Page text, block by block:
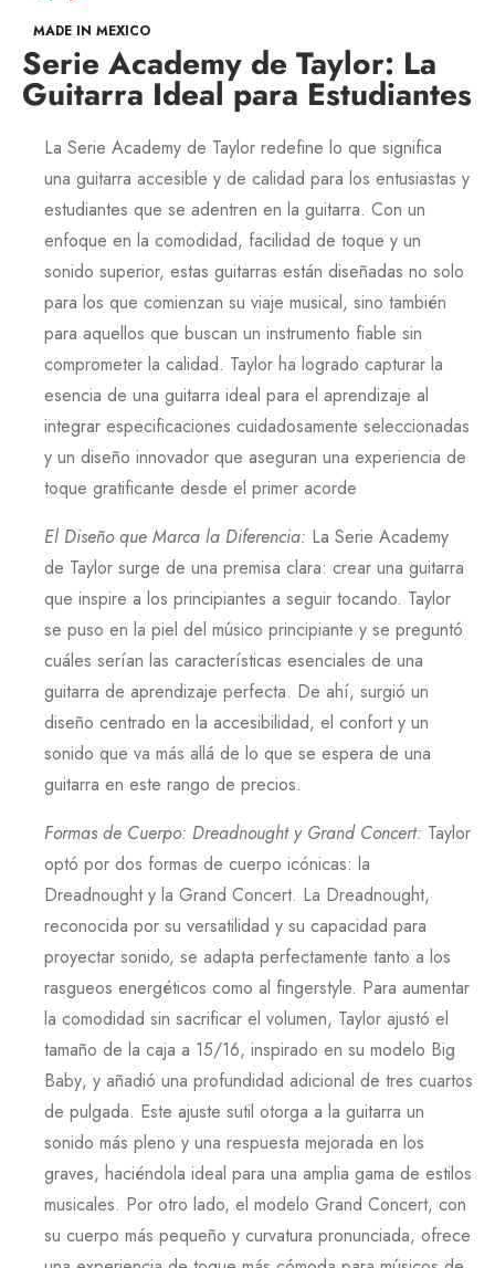
MADE IN MEXICO
Serie Academy de Taylor: La
Guitarra Ideal para Estudiantes
La Serie Academy de Taylor redefine lo que significa
una guitarra accesible y de calidad para los entusiastas y
estudiantes que se adentren en la guitarra. Con un
enfoque en la comodidad, facilidad de toque y un
sonido superior, estas guitarras están diseñadas no solo
para los que comienzan su viaje musical, sino también
para aquellos que buscan un instrumento fiable sin
comprometer la calidad. Taylor ha logrado capturar la
esencia de una guitarra ideal para el aprendizaje al
integrar especificaciones cuidadosamente seleccionadas
y un diseño innovador que aseguran una experiencia de
toque gratificante desde el primer acorde
El Diseño que Marca la Diferencia: La Serie Academy
de Taylor surge de una premisa clara: crear una guitarra
que inspire a los principiantes a seguir tocando. Taylor
se puso en la piel del músico principiante y se preguntó
cuáles serían las características esenciales de una
guitarra de aprendizaje perfecta. De ahí, surgió un
diseño centrado en la accesibilidad, el confort y un
sonido que va más allá de lo que se espera de una
guitarra en este rango de precios.
Formas de Cuerpo: Dreadnought y Grand Concert: Taylor
optó por dos formas de cuerpo icónicas: la
Dreadnoughty la Grand Concert. La Dreadnought,
reconocida por su versatilidad y su capacidad para
proyectar sonido, se adapta perfectamente tanto a los
rasgueos energéticos como al fingerstyle. Para aumentar
la comodidad sin sacrificar el volumen, Taylor ajustó el
tamaño de la caja a 15/16, inspirado en su modelo Big
Baby, y añadió una profundidad adicional de tres cuartos
de pulgada. Este ajuste sutil otorga a la guitarra un
sonido más pleno y una respuesta mejorada en los
graves, haciéndola ideal para una amplia gama de estilos
musicales. Por otro lado, el modelo Grand Concert, con
su cuerpo más pequeño y curvatura pronunciada, ofrece